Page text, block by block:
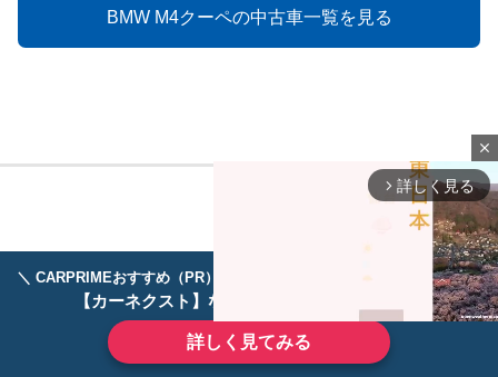
＼ CARPRIMEおすすめ（PR） ／ ディーラーで手放すのはもったいない！
【カーネクスト】ならどんなクルマも高価買取
詳しく見てみる
BMW M4クーペの中古車一覧を見る
close
arrow_forward_ios 詳しく見る